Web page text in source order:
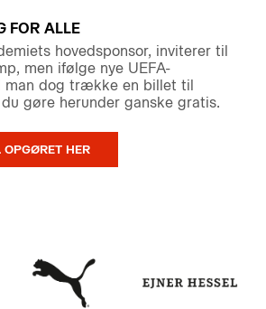
FOR ALLE
hovedsponsor, inviterer til
men ifølge nye UEFA-
man dog trække en billet til
gøre herunder ganske gratis.
OPGØRET HER